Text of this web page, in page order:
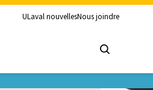
ULaval nouvellesNous joindre